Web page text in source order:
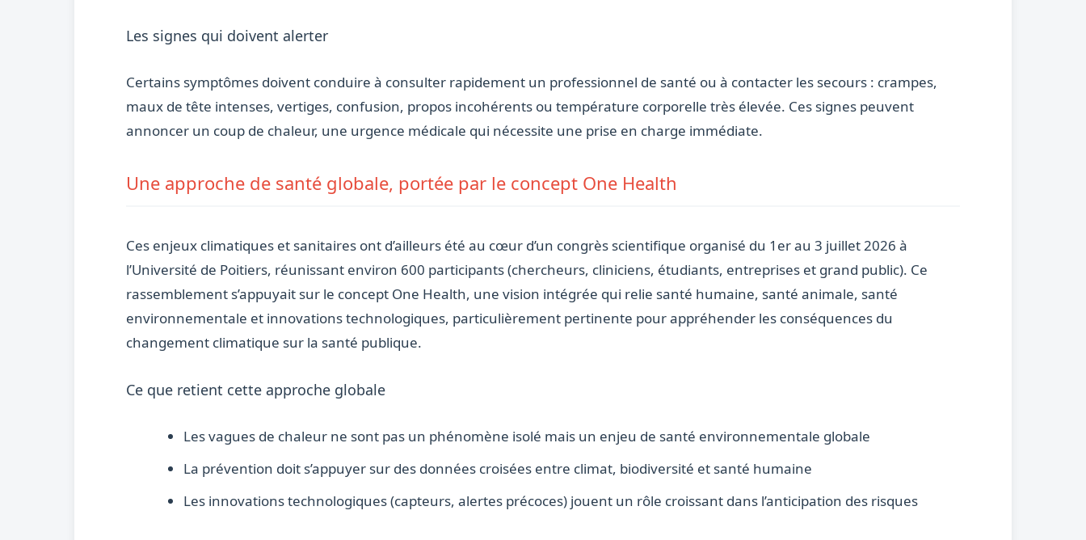
Les signes qui doivent alerter
Certains symptômes doivent conduire à consulter rapidement un professionnel de santé ou à contacter les secours : crampes,
maux de tête intenses, vertiges, confusion, propos incohérents ou température corporelle très élevée. Ces signes peuvent
annoncer un coup de chaleur, une urgence médicale qui nécessite une prise en charge immédiate.
Une approche de santé globale, portée par le concept One Health
Ces enjeux climatiques et sanitaires ont d’ailleurs été au cœur d’un congrès scientifique organisé du 1er au 3 juillet 2026 à
l’Université de Poitiers, réunissant environ 600 participants (chercheurs, cliniciens, étudiants, entreprises et grand public). Ce
rassemblement s’appuyait sur le concept One Health, une vision intégrée qui relie santé humaine, santé animale, santé
environnementale et innovations technologiques, particulièrement pertinente pour appréhender les conséquences du
changement climatique sur la santé publique.
Ce que retient cette approche globale
Les vagues de chaleur ne sont pas un phénomène isolé mais un enjeu de santé environnementale globale
La prévention doit s’appuyer sur des données croisées entre climat, biodiversité et santé humaine
Les innovations technologiques (capteurs, alertes précoces) jouent un rôle croissant dans l’anticipation des risques